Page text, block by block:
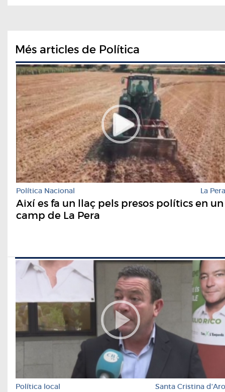
Més articles de Política
Política Nacional La Pera
Així es fa un llaç pels presos polítics en un
camp de La Pera
Política local Santa Cristina d'Aro